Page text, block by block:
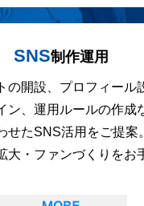
SNS制作運用
の開設、プロフィール
ン、運用ルールの作成
せたSNS活用をご提案
大・ファンづくりをお